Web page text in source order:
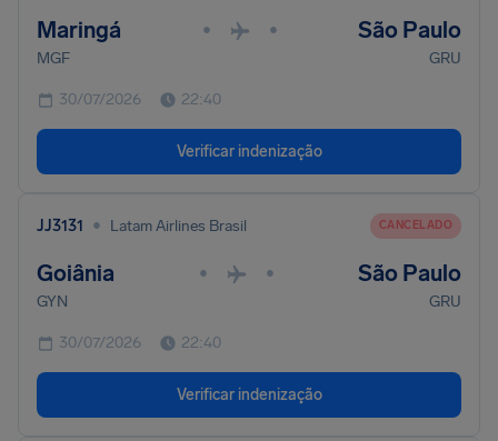
Maringá • • São Paulo
MGF GRU
30/07/2026 22:40
Verificar indenização
JJ3131 • Latam Airlines Brasil CANCELADO
Goiânia • • São Paulo
GYN GRU
30/07/2026 22:40
Verificar indenização